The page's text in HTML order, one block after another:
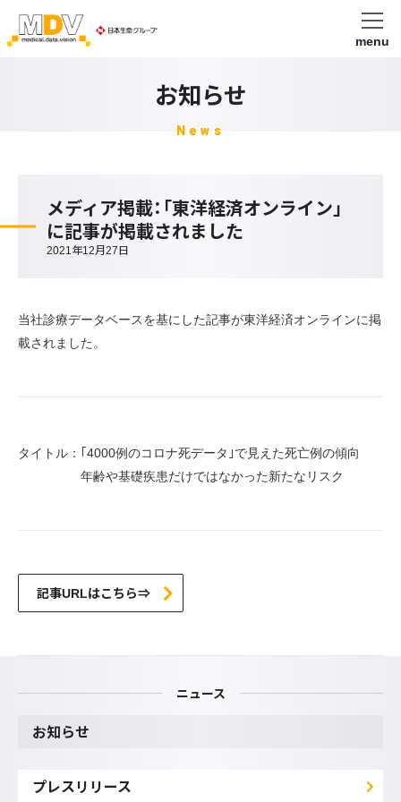
menu
お知らせ
News
メディア掲載：「東洋経済オンライン」
に記事が掲載されました
2021年12月27日
当社診療データベースを基にした記事が東洋経済オンラインに掲
載されました。
タイトル：｢4000例のコロナ死データ｣で見えた死亡例の傾向
年齢や基礎疾患だけではなかった新たなリスク
記事URLはこちら⇒
ニュース
お知らせ
プレスリリース